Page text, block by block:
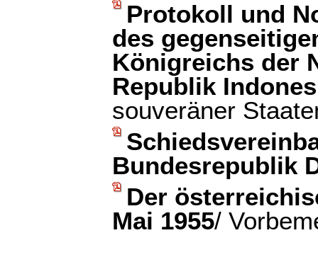
Protokoll und
des
Königreichs der
Republik
souveräner
Bundesrepublik
Der
Mai 1955/